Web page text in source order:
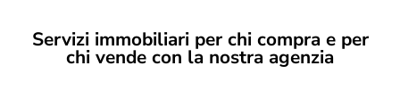
Servizi immobiliari per chi compra e per
chi vende con la nostra agenzia